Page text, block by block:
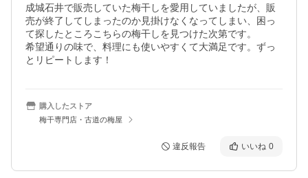
成城石井で販売していた梅干しを愛用していましたが、販
売が終了してしまったのか見掛けなくなってしまい、困っ
て探したところこちらの梅干しを見つけた次第です。
希望通りの味で、料理にも使いやすくて大満足です。ずっ
とリピートします！
購入したストア
梅干専門店・古道の梅屋
違反報告 いいね 0